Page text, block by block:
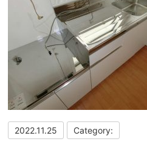
2022.11.25 Category: